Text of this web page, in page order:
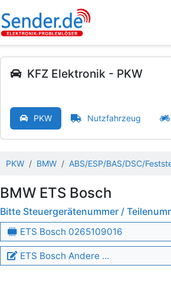
KFZ Elektronik - PKW
PKW Nutzfahrzeug
PKW BMW ABS/ESP/BAS/DSC/
BMW ETS Bosch
Bitte Steuergerätenummer /
ETS Bosch 0265109016
ETS Bosch Andere ...